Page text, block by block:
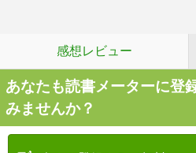
感想レビュー
あなたも読書メーターに登
みませんか？